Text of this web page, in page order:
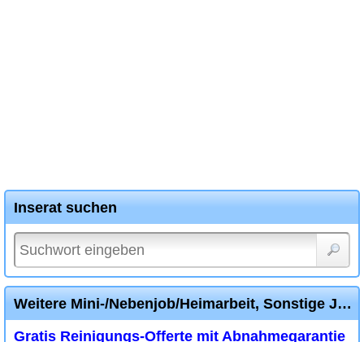
Inserat suchen
Weitere Mini-/Nebenjob/Heimarbeit, Sonstige Jobs, Stellen Inserate
Gratis Reinigungs-Offerte mit Abnahmegarantie